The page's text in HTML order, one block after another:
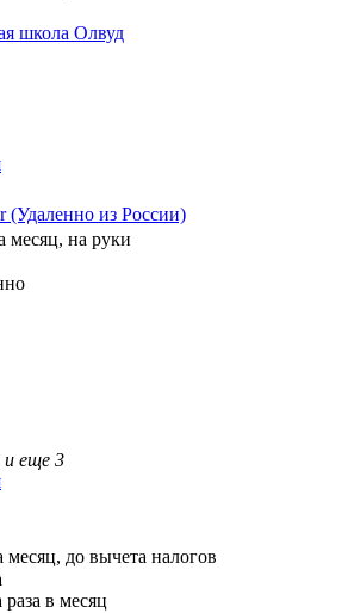
школа Олвуд
(Удаленно из России)
месяц, на руки
и еще 3
месяц, до вычета налогов
в месяц